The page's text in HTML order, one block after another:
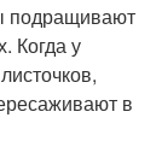
подращивают
Когда у
в